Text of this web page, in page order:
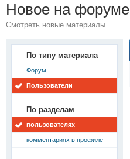
Новое на форуме
Смотреть новые материалы
По типу материала
Форум
Пользователи
По разделам
пользователях
комментариях в профиле